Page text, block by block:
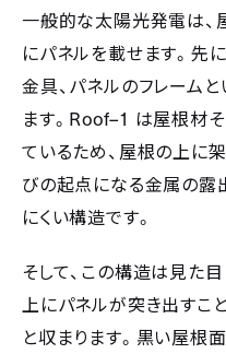
一般的な太陽光発電は、
にパネルを載せます。先
金具、パネルのフレーム
ます。 Roof–1 は屋根材
ているため、屋根の上に
びの起点になる金属の露
にくい構造です。
そして、この構造は見た
上にパネルが突き出すこ
と収まります。黒い屋根